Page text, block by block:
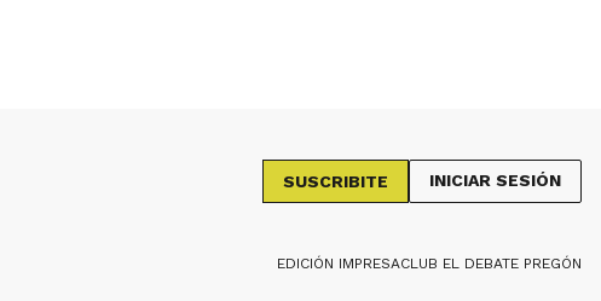
SUSCRIBITE INICIAR SESIÓN
EDICIÓN IMPRESACLUB EL DEBATE PREGÓN